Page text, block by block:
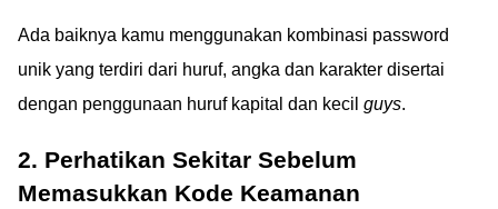
Ada baiknya kamu menggunakan kombinasi password
unik yang terdiri dari huruf, angka dan karakter disertai
dengan penggunaan huruf kapital dan kecil guys.
2. Perhatikan Sekitar Sebelum
Memasukkan Kode Keamanan